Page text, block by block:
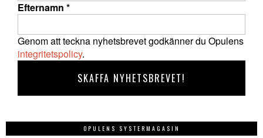
Efternamn *
Genom att teckna nyhetsbrevet godkänner du Opulens
integritetspolicy.
OPULENS SYSTERMAGASIN